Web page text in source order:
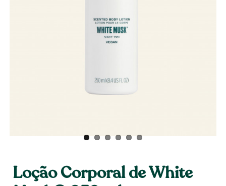
Loção Corporal de White